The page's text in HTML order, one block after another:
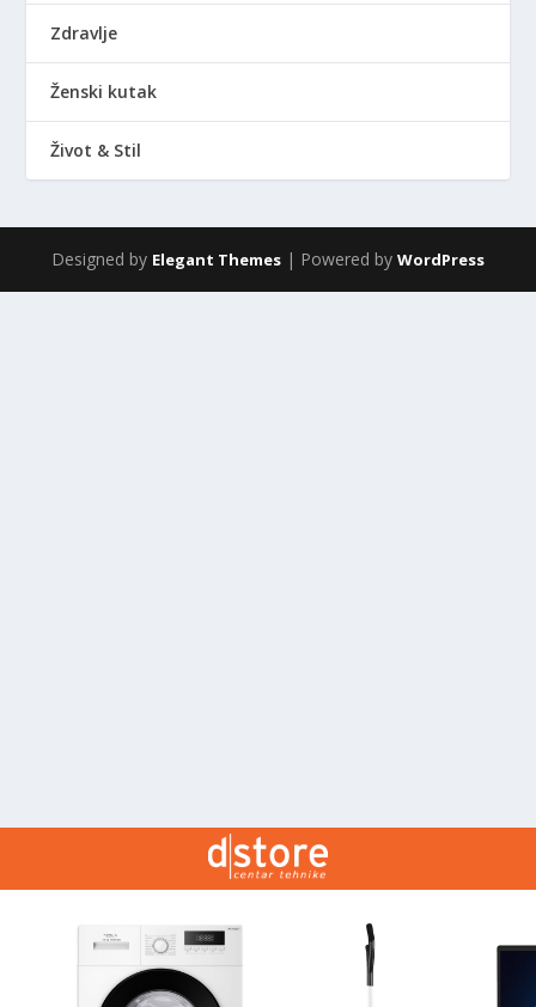
Zdravlje
Ženski kutak
Život & Stil
Designed by Elegant Themes | Powered by WordPress